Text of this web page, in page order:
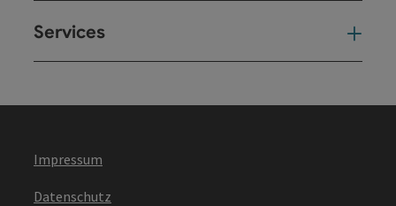
Services
Impressum
Datenschutz